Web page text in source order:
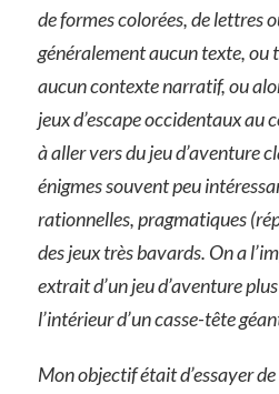
de formes colorées, de lettres
généralement aucun texte, ou
aucun contexte narratif, ou
jeux d’escape occidentaux au
à aller vers du jeu d’aventure
énigmes souvent peu
rationnelles, pragmatiques
des jeux très bavards. On a
extrait d’un jeu d’aventure
l’intérieur d’un casse-tête
Mon objectif était d’essayer